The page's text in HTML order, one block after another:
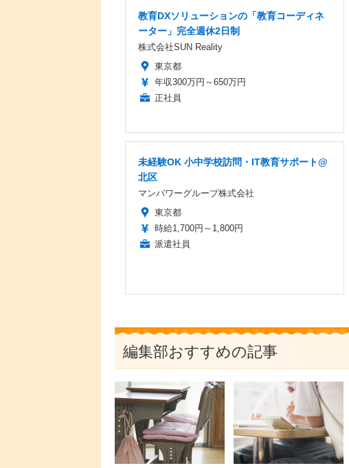
教育DXソリューションの「教育コーディネ
ーター」完全週休2日制
株式会社SUN Reality
東京都
年収300万円～650万円
正社員
未経験OK 小中学校訪問・IT教育サポート@
北区
マンパワーグループ株式会社
東京都
時給1,700円～1,800円
派遣社員
編集部おすすめの記事